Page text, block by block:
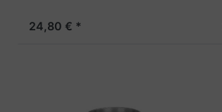
24,80 € *